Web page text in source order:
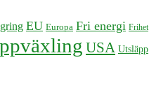
EU Europa Fri energi Frihet
USA Utsläpp